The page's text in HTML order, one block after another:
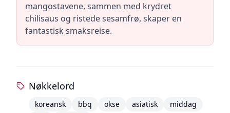
mangostavene, sammen med krydret
chilisaus og ristede sesamfrø, skaper en
fantastisk smaksreise.
Nøkkelord
koreansk bbq okse asiatisk
middag